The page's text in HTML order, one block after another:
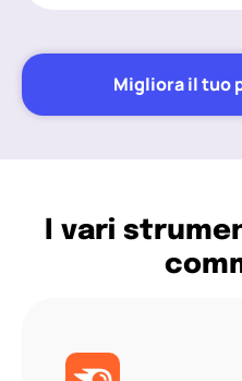
Migliora il tuo
I vari